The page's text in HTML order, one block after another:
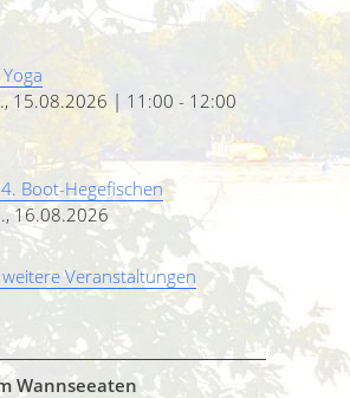
15.08.2026 | 11:00 - 12:00
4. Boot-Hegefischen
16.08.2026
Veranstaltungen
Wannseeaten